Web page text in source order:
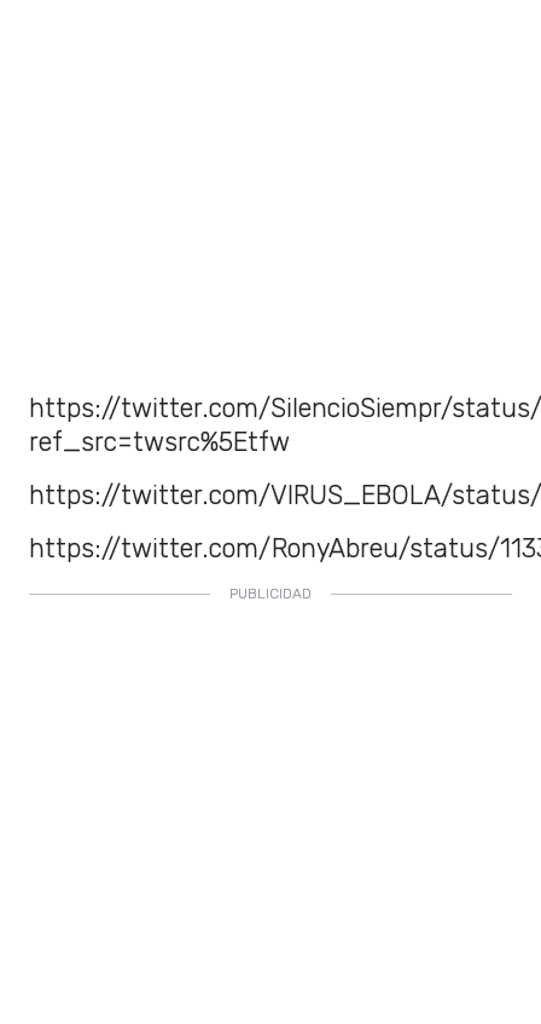
https://twitter.com/SilencioSiempr/status/
ref_src=twsrc%5Etfw
https://twitter.com/VlRUS_EBOLA/status/
https://twitter.com/RonyAbreu/status/